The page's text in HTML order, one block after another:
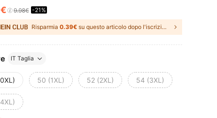
AND AVAILABILITY
9.98€ -21%
Risparmia 0.39€ su questo articolo dopo l'iscrizione.
IT Taglia
50 (1XL) 52 (2XL) 54 (3XL)